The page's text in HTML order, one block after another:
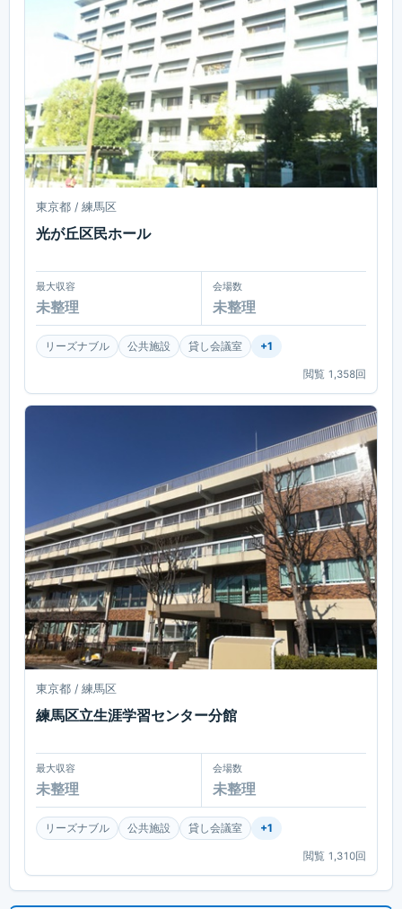
東京都 / 練馬区
光が丘区民ホール
最大収容
未整理
会場数
未整理
リーズナブル 公共施設 貸し会議室 +1
閲覧 1,358回
東京都 / 練馬区
練馬区立生涯学習センター分館
最大収容
未整理
会場数
未整理
リーズナブル 公共施設 貸し会議室 +1
閲覧 1,310回